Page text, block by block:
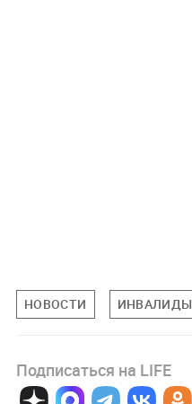
НОВОСТИ ИНВАЛИДЫ
Подписаться на LIFE